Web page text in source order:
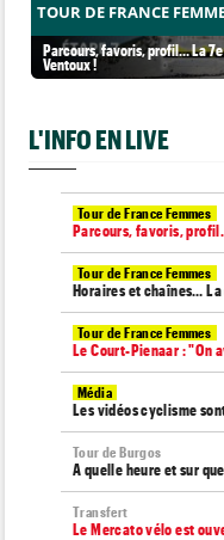
TOUR DE FRANCE
Parcours, favoris, profil… La
Ventoux !
L'INFO EN LIVE
Tour de France Femmes
Parcours, favoris,
Tour de France Femmes
Horaires et chaînes… La
Tour de France Femmes
Le Court-Pienaar : "On
Média
Les vidéos cyclisme
Tour de Burgos
A quelle heure et sur
Transfert
Le Mercato vélo est